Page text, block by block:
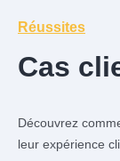
Réussites
Cas
Découvrez
leur expérience